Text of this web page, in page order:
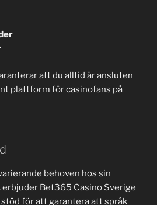
att du alltid är ansluten
plattform för casinofans på
behoven hos sin
Bet365 Casino Sverige
för att garantera att språk